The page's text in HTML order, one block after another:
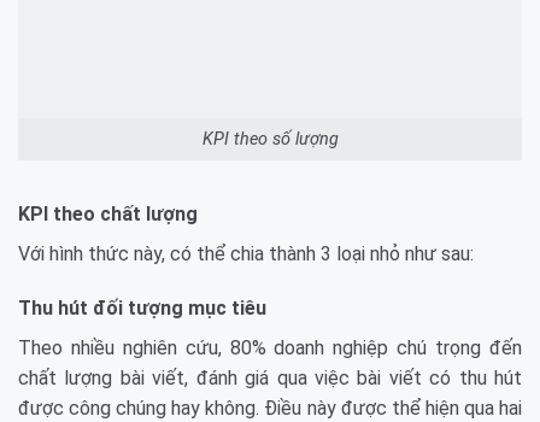
KPI theo số lượng
KPI theo chất lượng
Với hình thức này, có thể chia thành 3 loại nhỏ như sau:
Thu hút đối tượng mục tiêu
Theo nhiều nghiên cứu, 80% doanh nghiệp chú trọng đến
chất lượng bài viết, đánh giá qua việc bài viết có thu hút
được công chúng hay không. Điều này được thể hiện qua hai